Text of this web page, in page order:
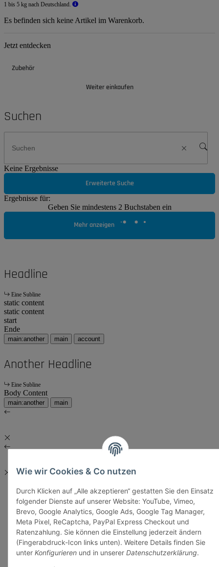
Wie wir Cookies & Co nutzen
Durch Klicken auf „Alle akzeptieren“ gestatten Sie den Einsatz
folgender Dienste auf unserer Website: YouTube, Vimeo,
Brevo, Google Analytics, Google Ads, Google Tag Manager,
Meta Pixel, ReCaptcha, PayPal Express Checkout und
Ratenzahlung. Sie können die Einstellung jederzeit ändern
(Fingerabdruck-Icon links unten). Weitere Details finden Sie
unter Konfigurieren und in unserer Datenschutzerklärung.
1 bis 5 kg nach Deutschland.
Es befinden sich keine Artikel im Warenkorb.
Jetzt entdecken
Zubehör
Weiter einkaufen
Suchen
Keine Ergebnisse
Erweiterte Suche
Ergebnisse für:
Geben Sie mindestens 2 Buchstaben ein
Mehr anzeigen
Headline
Eine Subline
static content
static content
start
Ende
main:another main account
Another Headline
Eine Subline
Body Content
main:another main